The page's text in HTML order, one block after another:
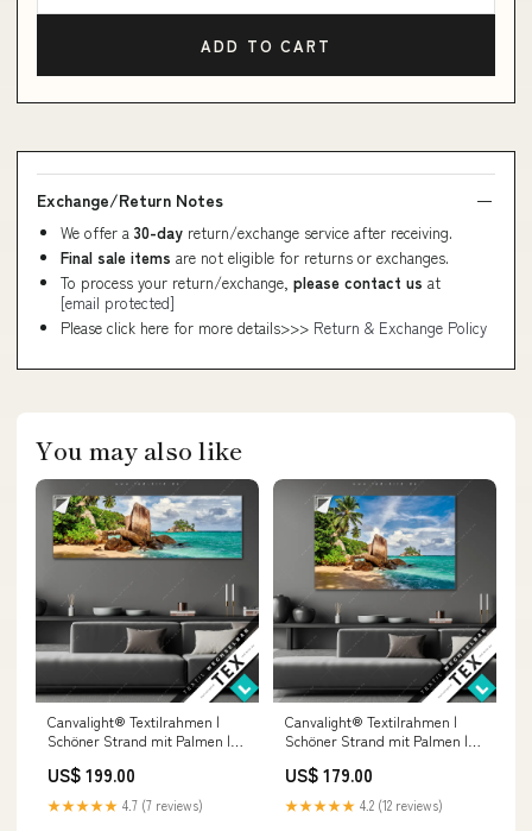
ADD TO CART
Exchange/Return Notes
We offer a 30-day return/exchange service after receiving.
Final sale items are not eligible for returns or exchanges.
To process your return/exchange, please contact us at
[email protected]
Please click here for more details>>> Return & Exchange Policy
You may also like
Canvalight® Textilrahmen |
Schöner Strand mit Palmen |
US$ 199.00
★★★★★ 4.7 (7 reviews)
Canvalight® Textilrahmen |
Schöner Strand mit Palmen |
170
US$ 179.00
★★★★★ 4.2 (12 reviews)